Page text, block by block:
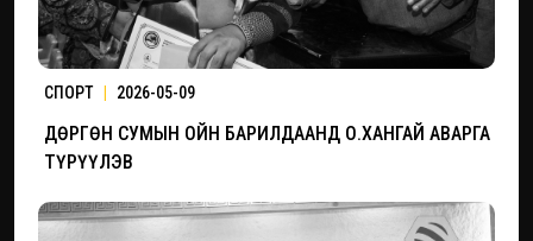
СПОРТ 2026-05-09
ДӨРГӨН СУМЫН ОЙН БАРИЛДААНД О.ХАНГАЙ АВАРГА
ТҮРҮҮЛЭВ